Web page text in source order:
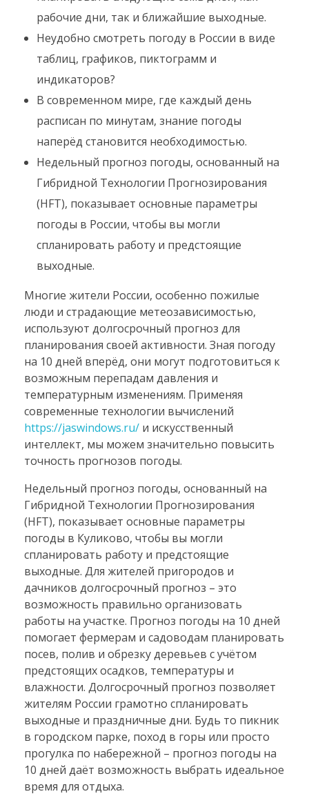
рабочие дни, так и ближайшие выходные.
Неудобно смотреть погоду в России в виде
таблиц, графиков, пиктограмм и
индикаторов?
В современном мире, где каждый день
расписан по минутам, знание погоды
наперёд становится необходимостью.
Недельный прогноз погоды, основанный на
Гибридной Технологии Прогнозирования
(HFT), показывает основные параметры
погоды в России, чтобы вы могли
спланировать работу и предстоящие
выходные.
Многие жители России, особенно пожилые
люди и страдающие метеозависимостью,
используют долгосрочный прогноз для
планирования своей активности. Зная погоду
на 10 дней вперёд, они могут подготовиться к
возможным перепадам давления и
температурным изменениям. Применяя
современные технологии вычислений
https://jaswindows.ru/ и искусственный
интеллект, мы можем значительно повысить
точность прогнозов погоды.
Недельный прогноз погоды, основанный на
Гибридной Технологии Прогнозирования
(HFT), показывает основные параметры
погоды в Куликово, чтобы вы могли
спланировать работу и предстоящие
выходные. Для жителей пригородов и
дачников долгосрочный прогноз – это
возможность правильно организовать
работы на участке. Прогноз погоды на 10 дней
помогает фермерам и садоводам планировать
посев, полив и обрезку деревьев с учётом
предстоящих осадков, температуры и
влажности. Долгосрочный прогноз позволяет
жителям России грамотно спланировать
выходные и праздничные дни. Будь то пикник
в городском парке, поход в горы или просто
прогулка по набережной – прогноз погоды на
10 дней даёт возможность выбрать идеальное
время для отдыха.